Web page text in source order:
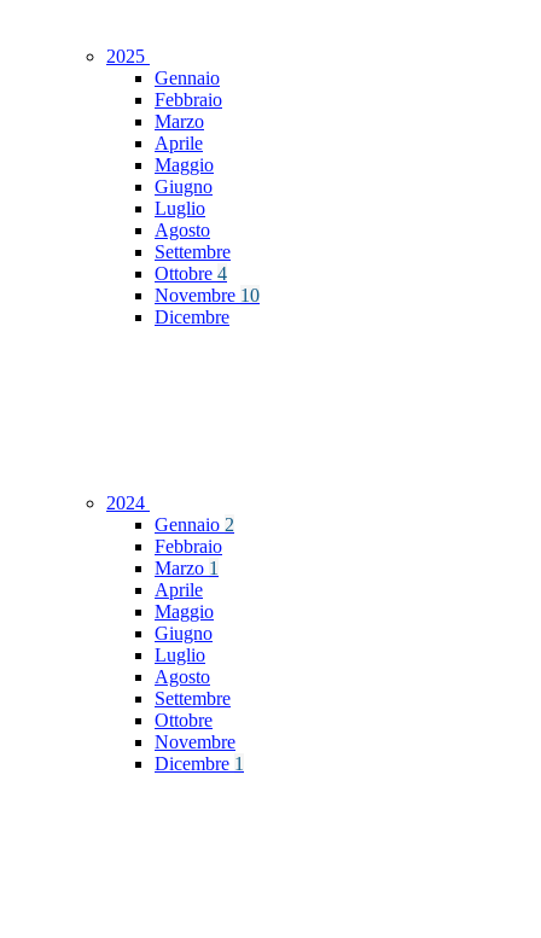
2025
Gennaio
Febbraio
Marzo
Aprile
Maggio
Giugno
Luglio
Agosto
Settembre
Ottobre 4
Novembre 10
Dicembre
2024
Gennaio 2
Febbraio
Marzo 1
Aprile
Maggio
Giugno
Luglio
Agosto
Settembre
Ottobre
Novembre
Dicembre 1